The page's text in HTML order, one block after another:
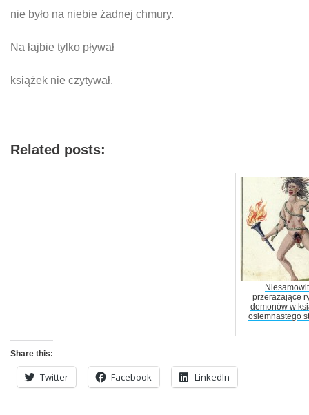
nie było na niebie żadnej chmury.
Na łajbie tylko pływał
książek nie czytywał.
Related posts:
przerażające
demonów w
osiemnastego
Share this:
Twitter Facebook LinkedIn